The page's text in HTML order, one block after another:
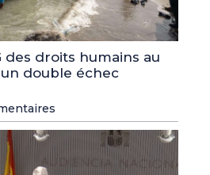
des droits humains au
double échec